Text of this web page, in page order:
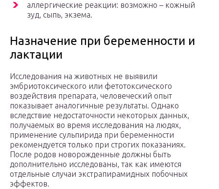
аллергические реакции: возможно – кожный
зуд, сыпь, экзема.
Назначение при беременности и
лактации
Исследования на животных не выявили
эмбриотоксического или фетотоксического
воздействия препарата, человеческий опыт
показывает аналогичные результаты. Однако
вследствие недостаточности некоторых данных,
получаемых во время исследования на людях,
применение сульпирида при беременности
рекомендуется только при строгих показаниях.
После родов новорожденные должны быть
дополнительно исследованы, так как имеются
отдельные случаи экстрапирамидных побочных
эффектов.